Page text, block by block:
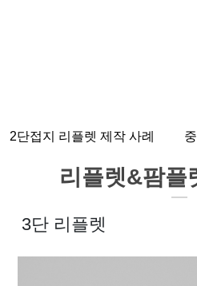
2단접지 리플렛 제작 사례
리플렛&팜플
3단 리플렛